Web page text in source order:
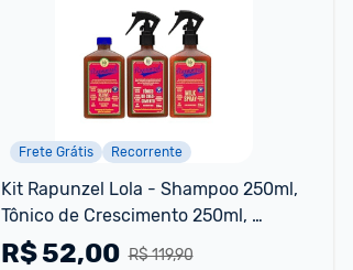
Frete Grátis Recorrente
Kit Rapunzel Lola - Shampoo 250ml,
Tônico de Crescimento 250ml,
Leave-in 250ml
R$ 119,90
R$52,00